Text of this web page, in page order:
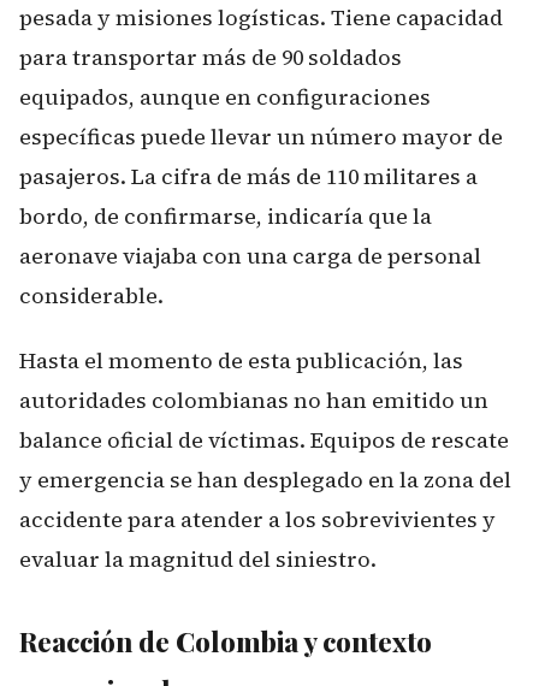
pesada y misiones logísticas. Tiene capacidad
para transportar más de 90 soldados
equipados, aunque en configuraciones
específicas puede llevar un número mayor de
pasajeros. La cifra de más de 110 militares a
bordo, de confirmarse, indicaría que la
aeronave viajaba con una carga de personal
considerable.
Hasta el momento de esta publicación, las
autoridades colombianas no han emitido un
balance oficial de víctimas. Equipos de rescate
y emergencia se han desplegado en la zona del
accidente para atender a los sobrevivientes y
evaluar la magnitud del siniestro.
Reacción de Colombia y contexto